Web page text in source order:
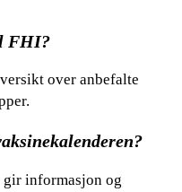
FHI?
over anbefalte
gir informasjon og